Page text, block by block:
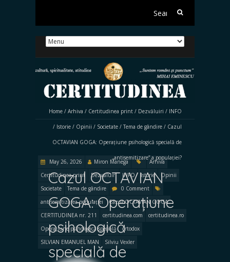
Search
Home / Arhiva / Certitudinea print / Dezvăluiri / INFO
/ Istorie / Opinii / Societate / Tema de gândire / Cazul
OCTAVIAN GOGA: Operațiune psihologică specială de
„antisemitizare” a populației?
Cazul OCTAVIAN
GOGA: Operațiune
psihologică
specială de
May 26, 2026 Miron Manega
Arhiva
Certitudinea print
Dezvăluiri INFO Istorie
Opinii
Societate
Tema de gândire
0 Comment
antisemitizarea populației
Cazul OCTAVIAN GOGA
CERTITUDINEA nr. 211
certitudinea.com
certitudinea.ro
Operațiune psihologică specială
ortodox
SILVIAN EMANUEL MAN
Silviu Vexler